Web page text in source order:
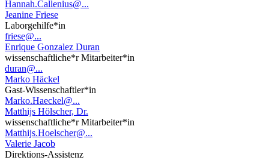
Hannah.Callenius@...
Jeanine Friese
Laborgehilfe*in
friese@...
Enrique Gonzalez Duran
wissenschaftliche*r Mitarbeiter*in
duran@...
Marko Häckel
Gast-Wissenschaftler*in
Marko.Haeckel@...
Matthijs Hölscher, Dr.
wissenschaftliche*r Mitarbeiter*in
Matthijs.Hoelscher@...
Valerie Jacob
Direktions-Assistenz